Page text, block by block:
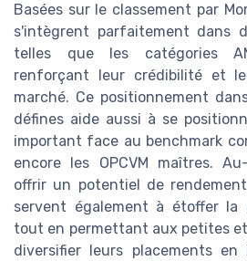
Basées sur le classement par
s'intègrent parfaitement dans
telles que les catégories
renforçant leur crédibilité et
marché. Ce positionnement
défines aide aussi à se
important face au benchmark
encore les OPCVM maîtres.
offrir un potentiel de
servent également à étoffer la
tout en permettant aux petites
diversifier leurs placements